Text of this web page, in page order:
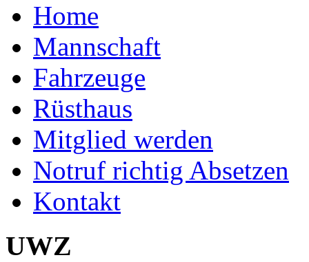
Home
Mannschaft
Fahrzeuge
Rüsthaus
Mitglied werden
Notruf richtig Absetzen
Kontakt
UWZ